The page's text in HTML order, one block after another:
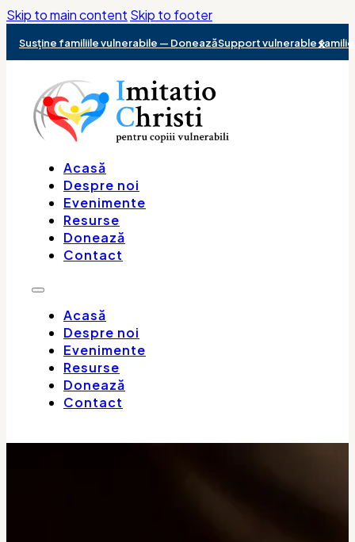
Skip to main content Skip to footer
Susține familiile vulnerabile — DoneazăSupport vulnerable×
Acasă
Despre noi
Evenimente
Resurse
Donează
Contact
Acasă
Despre noi
Evenimente
Resurse
Donează
Contact